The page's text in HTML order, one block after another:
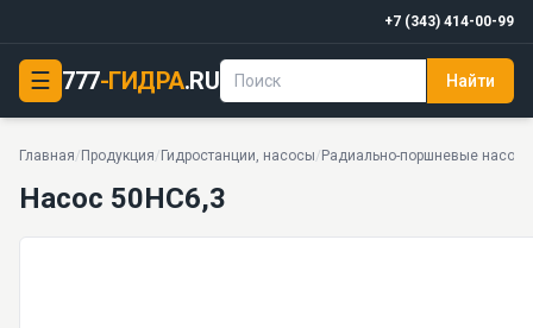
+7 (343) 414-00-99
☰ 777-ГИДРА.RU Найти
Главная/ Продукция/ Гидростанции, насосы/ Радиально-поршневые
Насос 50НС6,3
Насос 50НС6,3